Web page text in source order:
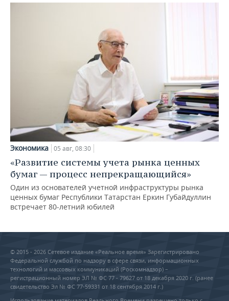
Экономика 05 авг, 08:30
«Развитие системы учета рынка ценных
бумаг — процесс непрекращающийся»
Один из основателей учетной инфраструктуры рынка
ценных бумаг Республики Татарстан Еркин Губайдуллин
встречает 80-летний юбилей
© 2015 - 2026 Сетевое издание «Реальное время» Зарегистрировано
Федеральной службой по надзору в сфере связи, информационных
технологий и массовых коммуникаций (Роскомнадзор) –
регистрационный номер ЭЛ № ФС 77 - 79627 от 18 декабря 2020 г. (ранее
свидетельство Эл № ФС 77-59331 от 18 сентября 2014 г.)